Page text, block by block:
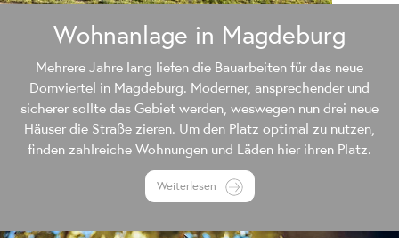
Wohnanlage in Magdeburg
Mehrere Jahre lang liefen die Bauarbeiten für das neue
Domviertel in Magdeburg. Moderner, ansprechender und
sicherer sollte das Gebiet werden, weswegen nun drei neue
Häuser die Straße zieren. Um den Platz optimal zu nutzen,
finden zahlreiche Wohnungen und Läden hier ihren Platz.
Weiterlesen